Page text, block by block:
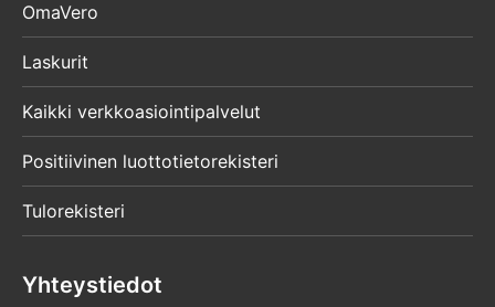
OmaVero
Laskurit
Kaikki verkkoasiointipalvelut
Positiivinen luottotietorekisteri
Tulorekisteri
Yhteystiedot